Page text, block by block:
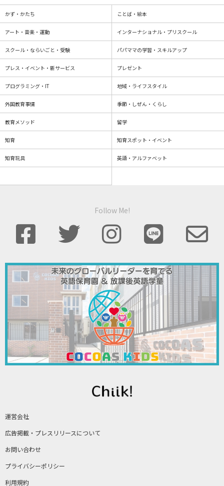
運営会社
広告掲載・プレスリリースについて
お問い合わせ
プライバシーポリシー
利用規約
かず・かたち ことば・絵本
アート・音楽・運動 インターナショナル・プリスクール
スクール・ならいごと・受験 パパママの学習・スキルアップ
プレス・イベント・新サービス プレゼント
プログラミング・IT 地域・ライフスタイル
外国教育事情 季節・しぜん・くらし
教育メソッド 留学
知育 知育スポット・イベント
知育玩具 英語・アルファベット
Follow Me!